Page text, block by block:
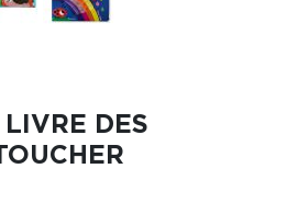
DES